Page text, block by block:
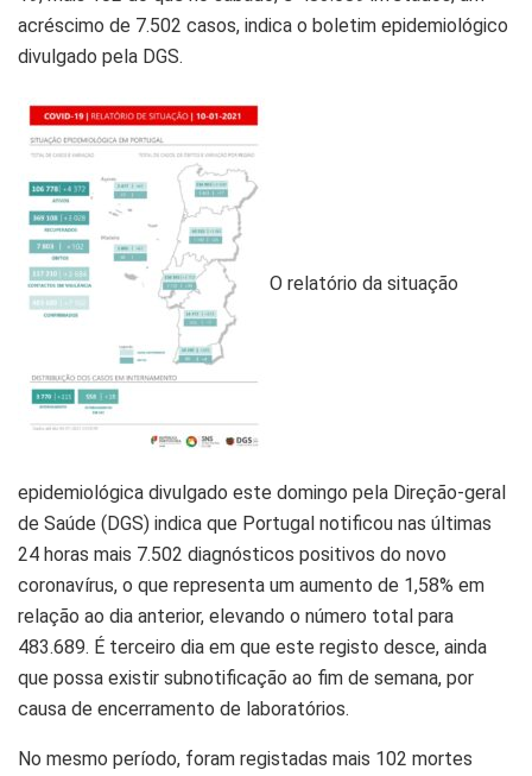
acréscimo de 7.502 casos, indica o boletim epidemiológico
divulgado pela DGS.
O relatório da situação
epidemiológica divulgado este domingo pela Direção-geral
de Saúde (DGS) indica que Portugal notificou nas últimas
24 horas mais 7.502 diagnósticos positivos do novo
coronavírus, o que representa um aumento de 1,58% em
relação ao dia anterior, elevando o número total para
483.689. É terceiro dia em que este registo desce, ainda
que possa existir subnotificação ao fim de semana, por
causa de encerramento de laboratórios.
No mesmo período, foram registadas mais 102 mortes